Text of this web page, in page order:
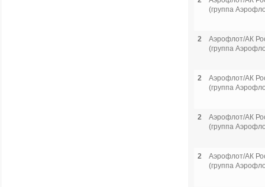
(группа
2
Аэрофлот/АК
(группа
2
Аэрофлот/АК
(группа
2
Аэрофлот/АК
(группа
2
Аэрофлот/АК
(группа